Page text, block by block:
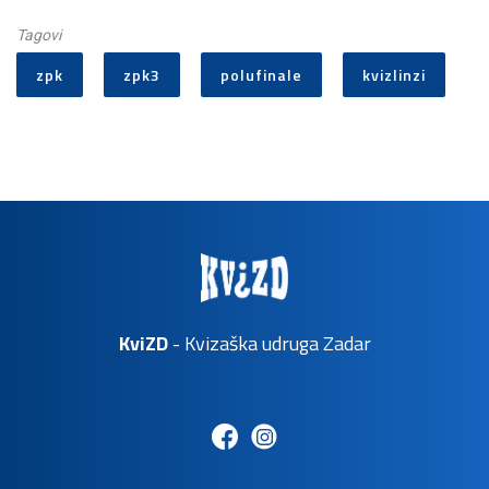
15.
Tagovi
zpk zpk3 polufinale kvizlinzi
KviZD- Kvizaška udruga Zadar